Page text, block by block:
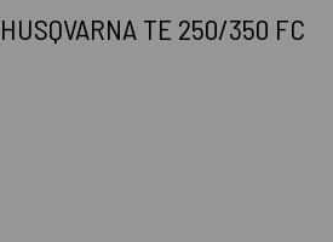
TE 250/350 FC